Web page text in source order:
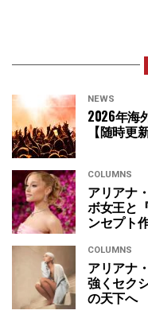
NEWS
2026年海
【随時更
COLUMNS
アリアナ
ボ女王と
ンセプト
COLUMNS
アリアナ
強くセク
の天下へ